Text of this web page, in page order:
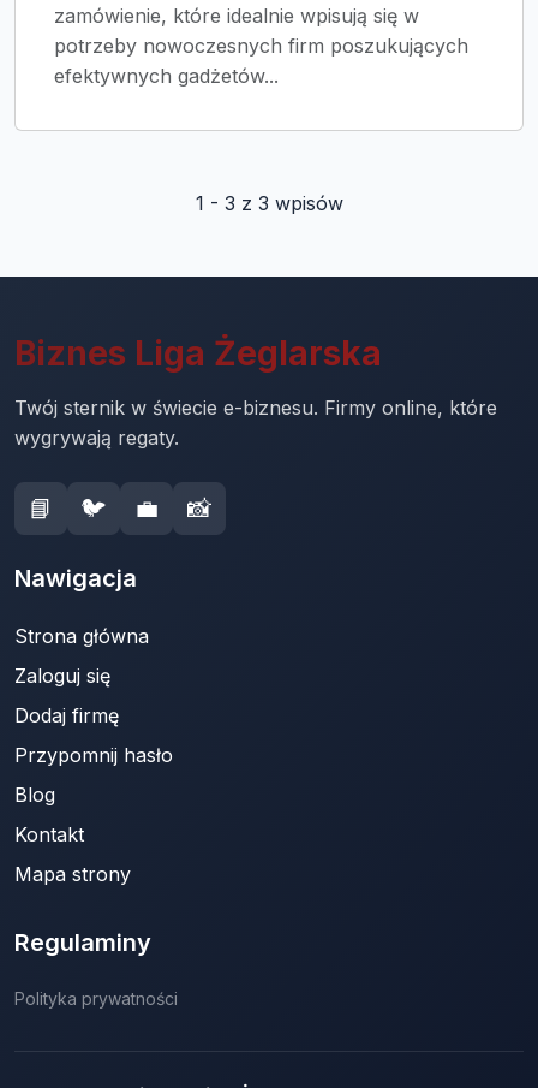
zamówienie, które idealnie wpisują się w
potrzeby nowoczesnych firm poszukujących
efektywnych gadżetów...
1 - 3 z 3 wpisów
Biznes Liga Żeglarska
Twój sternik w świecie e-biznesu. Firmy online, które
wygrywają regaty.
📘 🐦 💼 📸
Nawigacja
Strona główna
Zaloguj się
Dodaj firmę
Przypomnij hasło
Blog
Kontakt
Mapa strony
Regulaminy
Polityka prywatności